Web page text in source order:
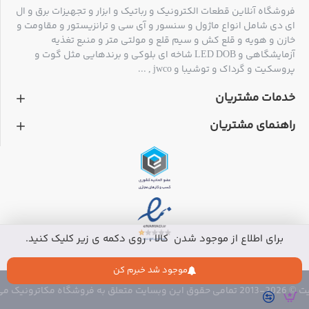
برای اطلاع از موجود شدن کالا ، روی دکمه ی زیر کلیک کنید.
موجود شد خبرم کن
فروشگاه آنلاین قطعات الکترونیک و رباتیک و ابزار و تجهیزات برق و ال
ای دی شامل انواع ماژول و سنسور و آی سی و ترانزیستور و مقاومت و
خازن و هویه و قلع کش و سیم قلع و مولتی متر و منبع تغذیه
آزمایشگاهی و LED DOB شاخه ای بلوکی و برندهایی مثل گوت و
پروسکیت و گرداک و توشیبا و jwco , ...
خدمات مشتریان
راهنمای مشتریان
به فروشگاه مکاترونیک می باشد